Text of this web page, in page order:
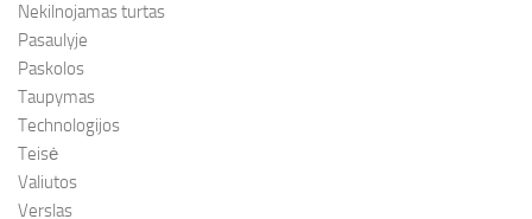
Nekilnojamas turtas
Pasaulyje
Paskolos
Taupymas
Technologijos
Teisė
Valiutos
Verslas